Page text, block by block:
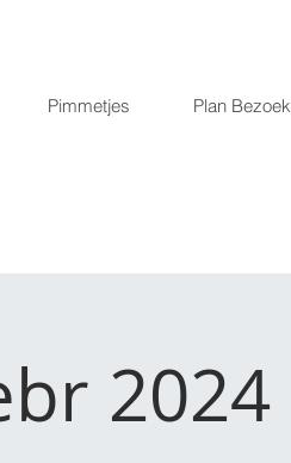
Pimmetjes Plan Bezoek
2024